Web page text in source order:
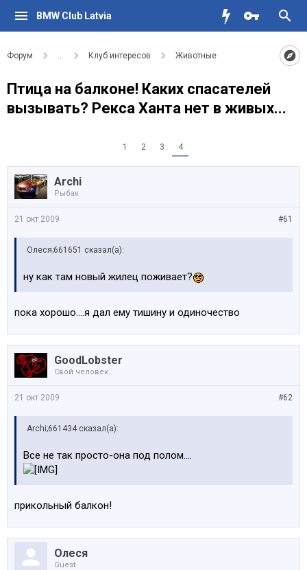
BMW Club Latvia
Форум ... Клуб интересов Животные
Птица на балконе! Каких спасателей
вызывать? Рекса Ханта нет в живых...
1 2 3 4
Archi
Рыбак
#61
21 окт 2009
Олеся;661651 сказал(а):
ну как там новый жилец поживает?
пока хорошо....я дал ему тишину и одиночество
GoodLobster
Свой человек
#62
21 окт 2009
Archi;661434 сказал(а):
Все не так просто-она под полом....
прикольный балкон!
Олеся
Guest